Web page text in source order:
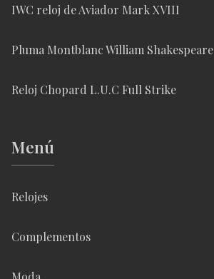
IWC reloj de Aviador Mark XVIII
Pluma Montblanc William Shakespeare
Reloj Chopard L.U.C Full Strike
Menú
Relojes
Complementos